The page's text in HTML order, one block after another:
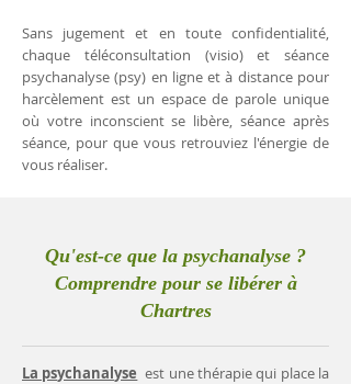
Sans jugement et en toute confidentialité,
chaque téléconsultation (visio) et séance
psychanalyse (psy) en ligne et à distance pour
harcèlement est un espace de parole unique
où votre inconscient se libère, séance après
séance, pour que vous retrouviez l'énergie de
vous réaliser.
Qu'est-ce que la psychanalyse ?
Comprendre pour se libérer à
Chartres
La psychanalyse est une thérapie qui place la